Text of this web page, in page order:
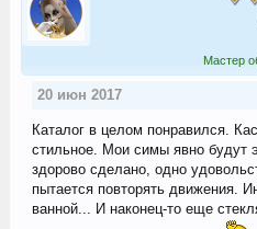
Мастер
20 июн 2017
Каталог в целом понравился.
стильное. Мои симы явно будут
здорово сделано, одно
пытается повторять движения.
ванной... И наконец-то еще